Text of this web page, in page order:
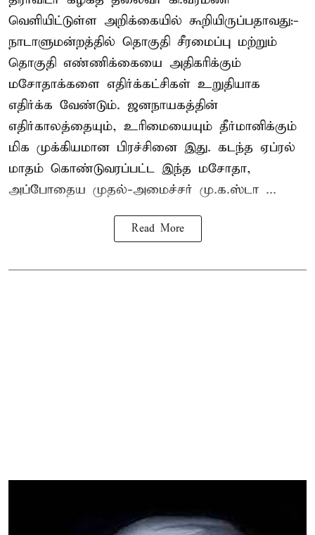
வெளியிட்டுள்ள அறிக்கையில் கூறியிருப்பதாவது:-
நாடாளுமன்றத்தில் தொகுதி சீரமைப்பு மற்றும்
தொகுதி எண்ணிக்கையை அதிகரிக்கும்
மசோதாக்களை எதிர்க்கட்சிகள் உறுதியாக
எதிர்க்க வேண்டும். ஜனநாயகத்தின்
எதிர்காலத்தையும், உரிமையையும் தீர்மானிக்கும்
மிக முக்கியமான பிரச்சினை இது. கடந்த ஏப்ரல்
மாதம் கொண்டுவரப்பட்ட இந்த மசோதா,
அப்போதைய முதல்-அமைச்சர் மு.க.ஸ்டா ...
Read More